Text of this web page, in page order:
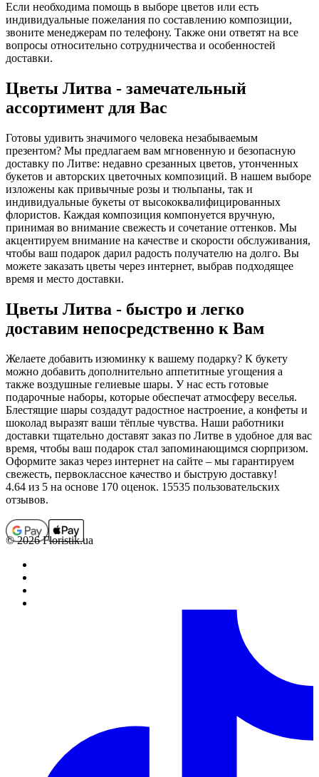
Если необходима помощь в выборе цветов или есть
индивидуальные пожелания по составлению композиции,
звоните менеджерам по телефону. Также они ответят на все
вопросы относительно сотрудничества и особенностей
доставки.
Цветы Литва - замечательный
ассортимент для Вас
Готовы удивить значимого человека незабываемым
презентом? Мы предлагаем вам мгновенную и безопасную
доставку по Литве: недавно срезанных цветов, утонченных
букетов и авторских цветочных композиций. В нашем выборе
изложены как привычные розы и тюльпаны, так и
индивидуальные букеты от высококвалифицированных
флористов. Каждая композиция компонуется вручную,
принимая во внимание свежесть и сочетание оттенков. Мы
акцентируем внимание на качестве и скорости обслуживания,
чтобы ваш подарок дарил радость получателю на долго. Вы
можете заказать цветы через интернет, выбрав подходящее
время и место доставки.
Цветы Литва - быстро и легко
доставим непосредственно к Вам
Желаете добавить изюминку к вашему подарку? К букету
можно добавить дополнительно аппетитные угощения а
также воздушные гелиевые шары. У нас есть готовые
подарочные наборы, которые обеспечат атмосферу веселья.
Блестящие шары создадут радостное настроение, а конфеты и
шоколад выразят ваши тёплые чувства. Наши работники
доставки тщательно доставят заказ по Литве в удобное для вас
время, чтобы ваш подарок стал запоминающимся сюрпризом.
Оформите заказ через интернет на сайте – мы гарантируем
свежесть, первоклассное качество и быструю доставку!
4.64 из 5 на основе 170 оценок. 15535 пользовательских
отзывов.
© 2026 Floristik.ua